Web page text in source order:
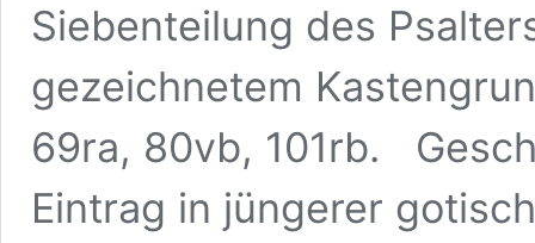
Siebenteilung des
gezeichnetem
69ra, 80vb, 101rb.
Eintrag in jüngerer